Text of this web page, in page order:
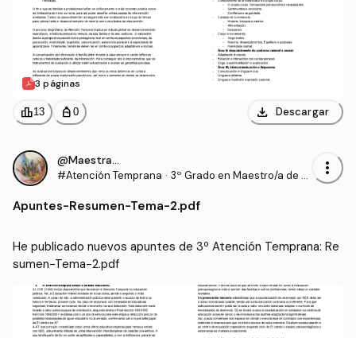
3 páginas
leaderboard13 personal_bag 0 download Descargar
@Maestrasu
#Atención Temprana · 3º Grado en Maestro/a de E
more_vert
Apuntes-Resumen-Tema-2.pdf
He publicado nuevos apuntes de 3º Atención Temprana: Re
sumen-Tema-2.pdf